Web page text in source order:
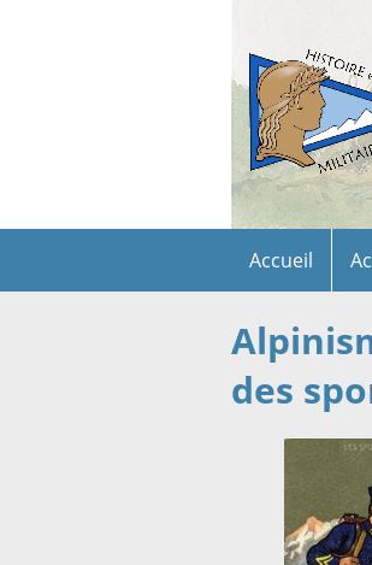
Accueil
des